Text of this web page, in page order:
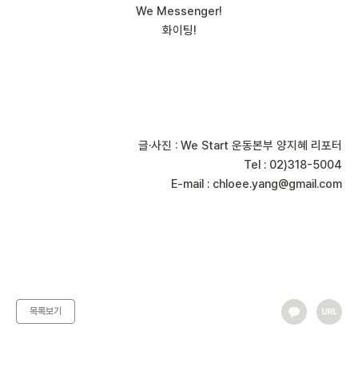
We Messenger!
화이팅!
글·사진 : We Start 운동본부 양지혜 리포터
Tel : 02)318-5004
E-mail : chloee.yang@gmail.com
목록보기